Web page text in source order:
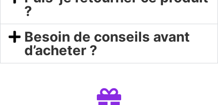
?
Besoin de conseils avant
d’acheter ?